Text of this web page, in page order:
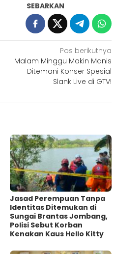
SEBARKAN
Pos berikutnya
Malam Minggu Makin Manis
Ditemani Konser Spesial
Slank Live di GTV!
Jasad Perempuan Tanpa
Identitas Ditemukan di
Sungai Brantas Jombang,
Polisi Sebut Korban
Kenakan Kaus Hello Kitty